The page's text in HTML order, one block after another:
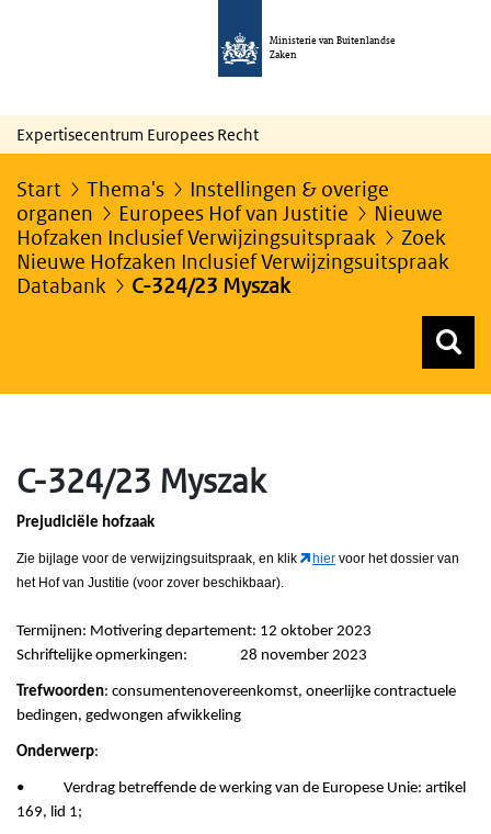
Ministerie van Buitenlandse
Zaken
Expertisecentrum Europees Recht
Start Thema's
Instellingen & overige
organen
Europees Hof van Justitie
Nieuwe
Hofzaken Inclusief Verwijzingsuitspraak
Zoek
Nieuwe Hofzaken Inclusief Verwijzingsuitspraak
Databank
C-324/23 Myszak
C-324/23 Myszak
Prejudiciële hofzaak
Zie bijlage voor de verwijzingsuitspraak, en klik hier voor het dossier van
het Hof van Justitie (voor zover beschikbaar).
Termijnen: Motivering departement: 12 oktober 2023
Schriftelijke opmerkingen: 28 november 2023
Trefwoorden: consumentenovereenkomst, oneerlijke contractuele
bedingen, gedwongen afwikkeling
Onderwerp:
• Verdrag betreffende de werking van de Europese Unie: artikel
169, lid 1;